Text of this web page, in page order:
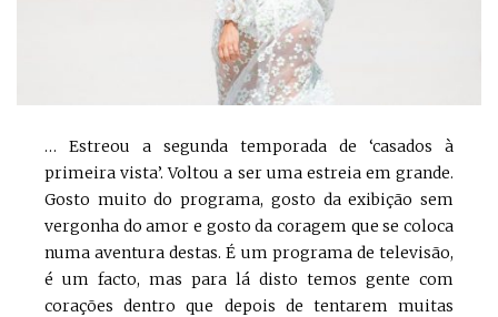
… Estreou a segunda temporada de ‘casados à
primeira vista’. Voltou a ser uma estreia em grande.
Gosto muito do programa, gosto da exibição sem
vergonha do amor e gosto da coragem que se coloca
numa aventura destas. É um programa de televisão,
é um facto, mas para lá disto temos gente com
corações dentro que depois de tentarem muitas